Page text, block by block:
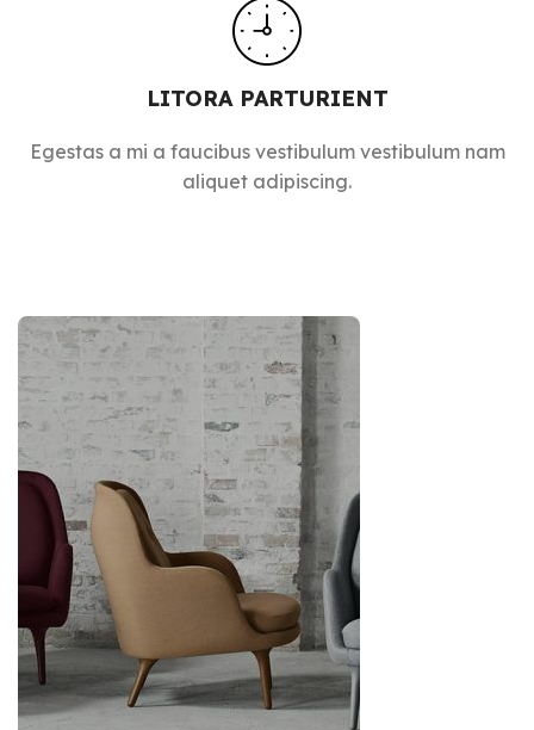
LITORA PARTURIENT
Egestas a mi a faucibus vestibulum vestibulum nam
aliquet adipiscing.